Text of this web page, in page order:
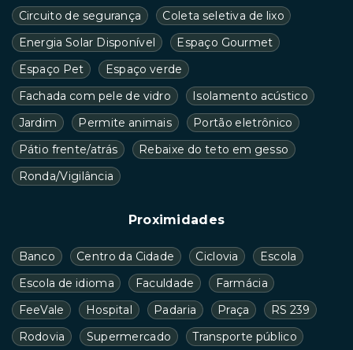
Circuito de segurança
Coleta seletiva de lixo
Energia Solar Disponível
Espaço Gourmet
Espaço Pet
Espaço verde
Fachada com pele de vidro
Isolamento acústico
Jardim
Permite animais
Portão eletrônico
Pátio frente/atrás
Rebaixe do teto em gesso
Ronda/Vigilância
Proximidades
Banco Centro da Cidade Ciclovia
Escola
Escola de idioma
Faculdade
Farmácia
FeeVale
Hospital Padaria Praça
RS 239
Rodovia
Supermercado Transporte público